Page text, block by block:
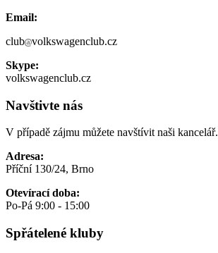
Email:
club volkswagenclub.cz
Skype:
volkswagenclub.cz
Navštivte nás
V případě zájmu můžete navštívit naši kancelář.
Adresa:
Příční 130/24, Brno
Otevírací doba:
Po-Pá 9:00 - 15:00
Spřátelené kluby